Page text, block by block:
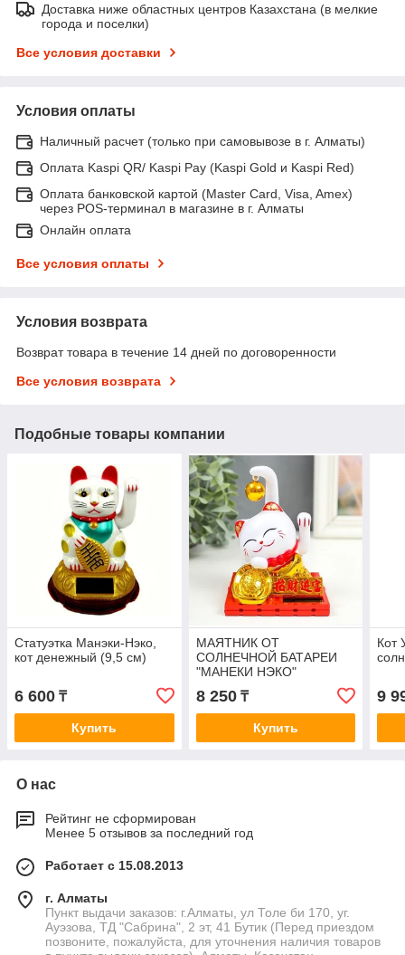
Доставка ниже областных центров Казахстана (в мелкие
города и поселки)
Все условия доставки
Условия оплаты
Наличный расчет (только при самовывозе в г. Алматы)
Оплата Kaspi QR/ Kaspi Pay (Kaspi Gold и Kaspi Red)
Оплата банковской картой (Master Card, Visa, Amex)
через POS-терминал в магазине в г. Алматы
Онлайн оплата
Все условия оплаты
Условия возврата
Возврат товара в течение 14 дней по договоренности
Все условия возврата
Подобные товары компании
Статуэтка Манэки-Нэко,
кот денежный (9,5 см)
6 600 ₸
Купить
МАЯТНИК ОТ
СОЛНЕЧНОЙ БАТАРЕИ
"МАНЕКИ НЭКО"
8 250₸
Купить
Кот
9
О нас
Рейтинг не сформирован
Менее 5 отзывов за последний год
Работает с 15.08.2013
г. Алматы
Пункт выдачи заказов: г.Алматы, ул Толе би 170, уг.
Ауэзова, ТД "Сабрина", 2 эт, 41 Бутик (Перед приездом
позвоните, пожалуйста, для уточнения наличия товаров